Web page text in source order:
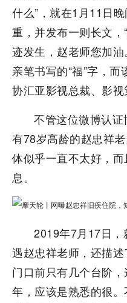
什么”，就在1月11日
重，并发布一则长文
迹发生，赵老师您加
亲笔书写的“福”字，
协汇亚影视总裁、影视
不管这位微博认
有78岁高龄的赵忠祥
体似乎一直不太好，而
息。
2019年7月17日，
遇赵忠祥老师，还描
门口前只有几个台阶
年，应该是熟悉的很